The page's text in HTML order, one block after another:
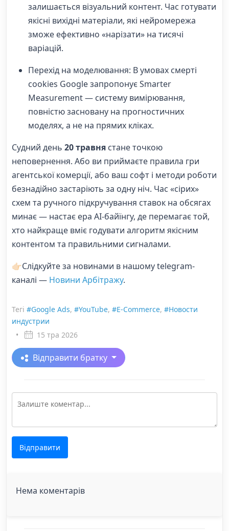
залишається візуальний контент. Час готувати
якісні вихідні матеріали, які нейромережа
зможе ефективно «нарізати» на тисячі
варіацій.
Перехід на моделювання: В умовах смерті
cookies Google запропонує Smarter
Measurement — систему вимірювання,
повністю засновану на прогностичних
моделях, а не на прямих кліках.
Судний день 20 травня стане точкою
неповернення. Або ви приймаєте правила гри
агентської комерції, або ваш софт і методи роботи
безнадійно застаріють за одну ніч. Час «сірих»
схем та ручного підкручування ставок на обсягах
минає — настає ера AI-байїнгу, де перемагає той,
хто найкраще вміє годувати алгоритм якісним
контентом та правильними сигналами.
👉🏻Слідкуйте за новинами в нашому telegram-
каналі — Новини Арбітражу.
Тегі #Google Ads, #YouTube, #E-Commerce, #Новости
индустрии
•
15 тра 2026
Відправити братку
Відправити
Нема коментарів